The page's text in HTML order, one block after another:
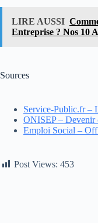
LIRE AUSSI
Entreprise ? Nos 10
Sources
Service-Public.fr –
ONISEP – Devenir
Emploi Social –
Post Views: 453